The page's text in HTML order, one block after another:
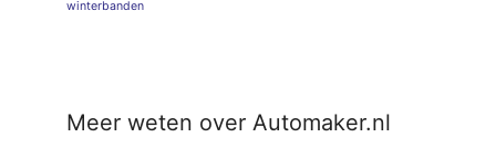
winterbanden
Meer weten over Automaker.nl